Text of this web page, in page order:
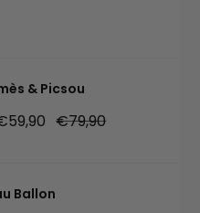
& Picsou
Prix
normal
€79,90
Ballon